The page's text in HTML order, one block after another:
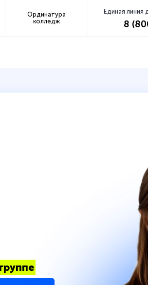
Ординатура
колледж
Единая линия
8